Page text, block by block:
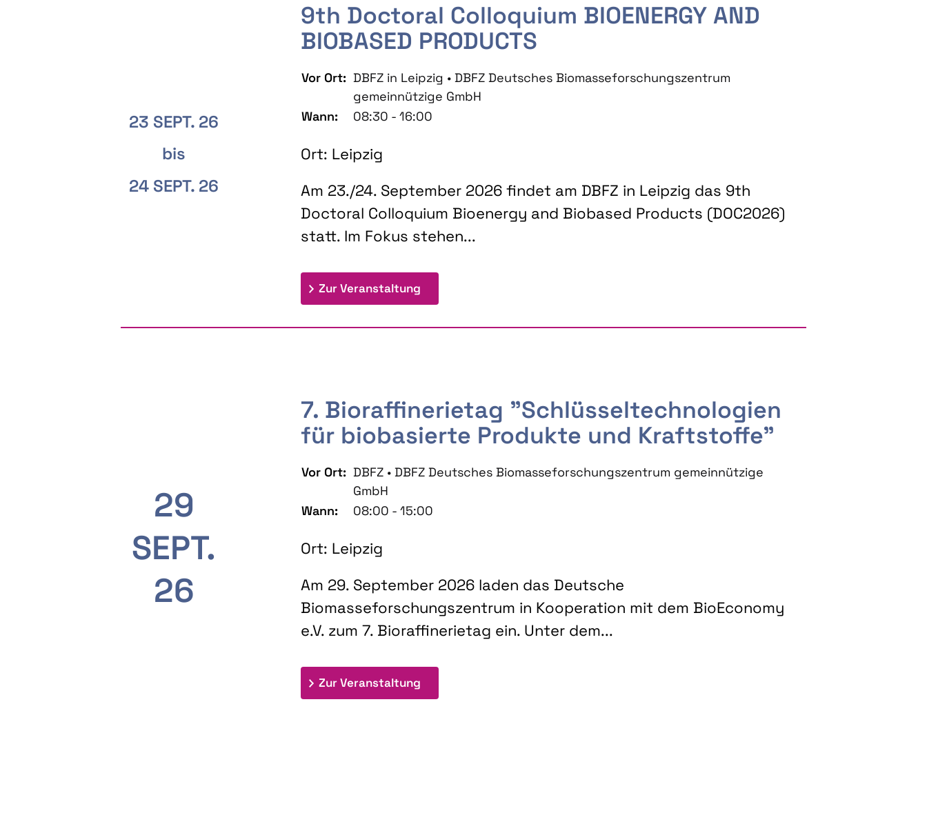
23 SEPT. 26
bis
24 SEPT. 26
9th Doctoral Colloquium BIOENERGY AND
BIOBASED PRODUCTS
Vor Ort: DBFZ in Leipzig • DBFZ Deutsches Biomasseforschungszentrum
gemeinnützige GmbH
Wann:
08:30 - 16:00
Ort: Leipzig
Am 23./24. September 2026 findet am DBFZ in Leipzig das 9th
Doctoral Colloquium Bioenergy and Biobased Products (DOC2026)
statt. Im Fokus stehen...
Zur Veranstaltung: 9th Doctoral Colloquium BIOENERGY AND BIOBASED PRODUCTS
29
SEPT.
26
7. Bioraffinerietag "Schlüsseltechnologien
für biobasierte Produkte und Kraftstoffe"
Vor Ort: DBFZ • DBFZ Deutsches Biomasseforschungszentrum gemeinnützige
GmbH
Wann:
08:00 - 15:00
Ort: Leipzig
Am 29. September 2026 laden das Deutsche
Biomasseforschungszentrum in Kooperation mit dem BioEconomy
e.V. zum 7. Bioraffinerietag ein. Unter dem...
Zur Veranstaltung: 7. Bioraffinerietag "Schlüsseltechnologien für biobasierte Produkte und Kraftstoffe"